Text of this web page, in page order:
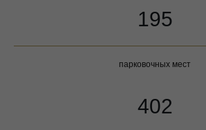
195
парковочных мест
402